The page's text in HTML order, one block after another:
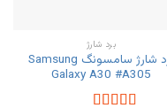
برد شارژ
برد شارژ سامسونگ Samsung
Galaxy A30 #A305